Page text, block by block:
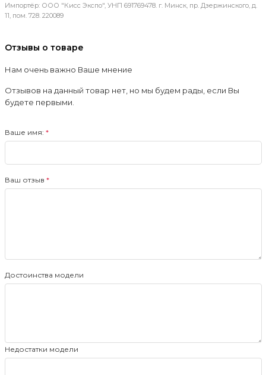
Импортёр: ООО "Кисс Экспо", УНП 691769478. г. Минск, пр. Дзержинского, д.
11, пом. 728. 220089
Отзывы о товаре
Нам очень важно Ваше мнение
Отзывов на данный товар нет, но мы будем рады, если Вы
будете первыми.
Ваше имя:
Ваш отзыв
Достоинства модели
Недостатки модели